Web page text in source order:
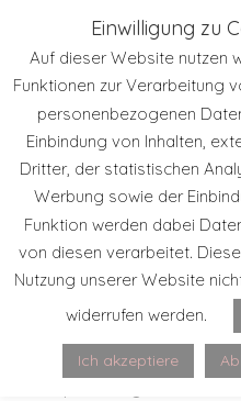
heimat
shop
tierfotografie
shootingkleider
pferdefotografie
pferdeportraits
freilauf
fohlen
reitbilder
haustierportraits
über mich
empfehlungen
Einwilligung zu
Auf dieser Website nutzen
Funktionen zur Verarbeitung
personenbezogenen
Einbindung von Inhalten,
Dritter, der statistischen
Werbung sowie der
Funktion werden dabei
von diesen verarbeitet.
Nutzung unserer Website
widerrufen werden.
Ich akzeptiere